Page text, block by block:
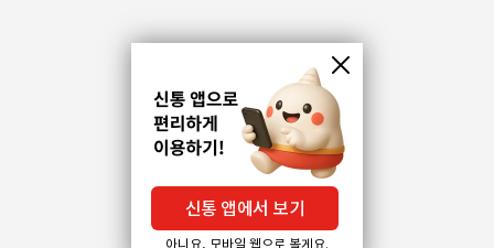
신통 앱에서 보기
아니요, 모바일 웹으로 볼게요.